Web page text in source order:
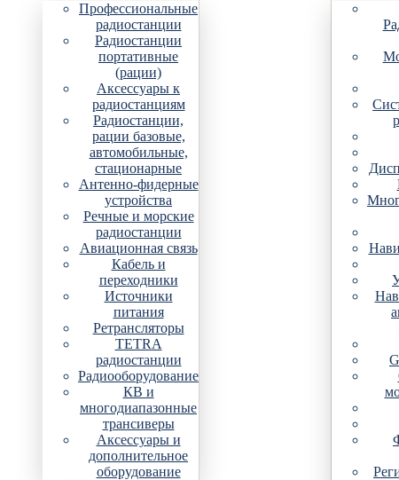
Профессиональные
радиостанции
Радиостанции
портативные
(рации)
Аксессуары к
радиостанциям
Радиостанции,
рации базовые,
автомобильные,
стационарные
Антенно-фидерные
устройства
Речные и морские
радиостанции
Авиационная связь
Кабель и
переходники
Источники
питания
Ретрансляторы
TETRA
радиостанции
Радиооборудование
КВ и
многодиапазонные
трансиверы
Аксессуары и
дополнительное
оборудование